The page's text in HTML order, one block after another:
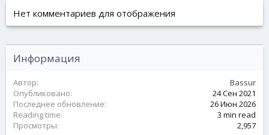
:
Нет комментариев для отображения
Информация
Автор
Bassur
Опубликовано
24 Сен 2021
Последнее обновление
26 Июн 2026
Reading time
3 min read
Просмотры
2,957